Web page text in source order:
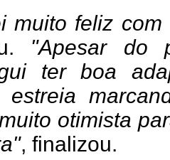
muito feliz
"Apesar do
ter boa
estreia
otimista
, finalizou.